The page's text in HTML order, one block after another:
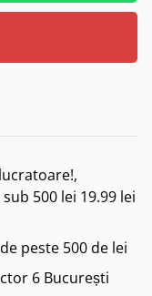
500 lei 19.99 lei
peste 500 de lei
6 București